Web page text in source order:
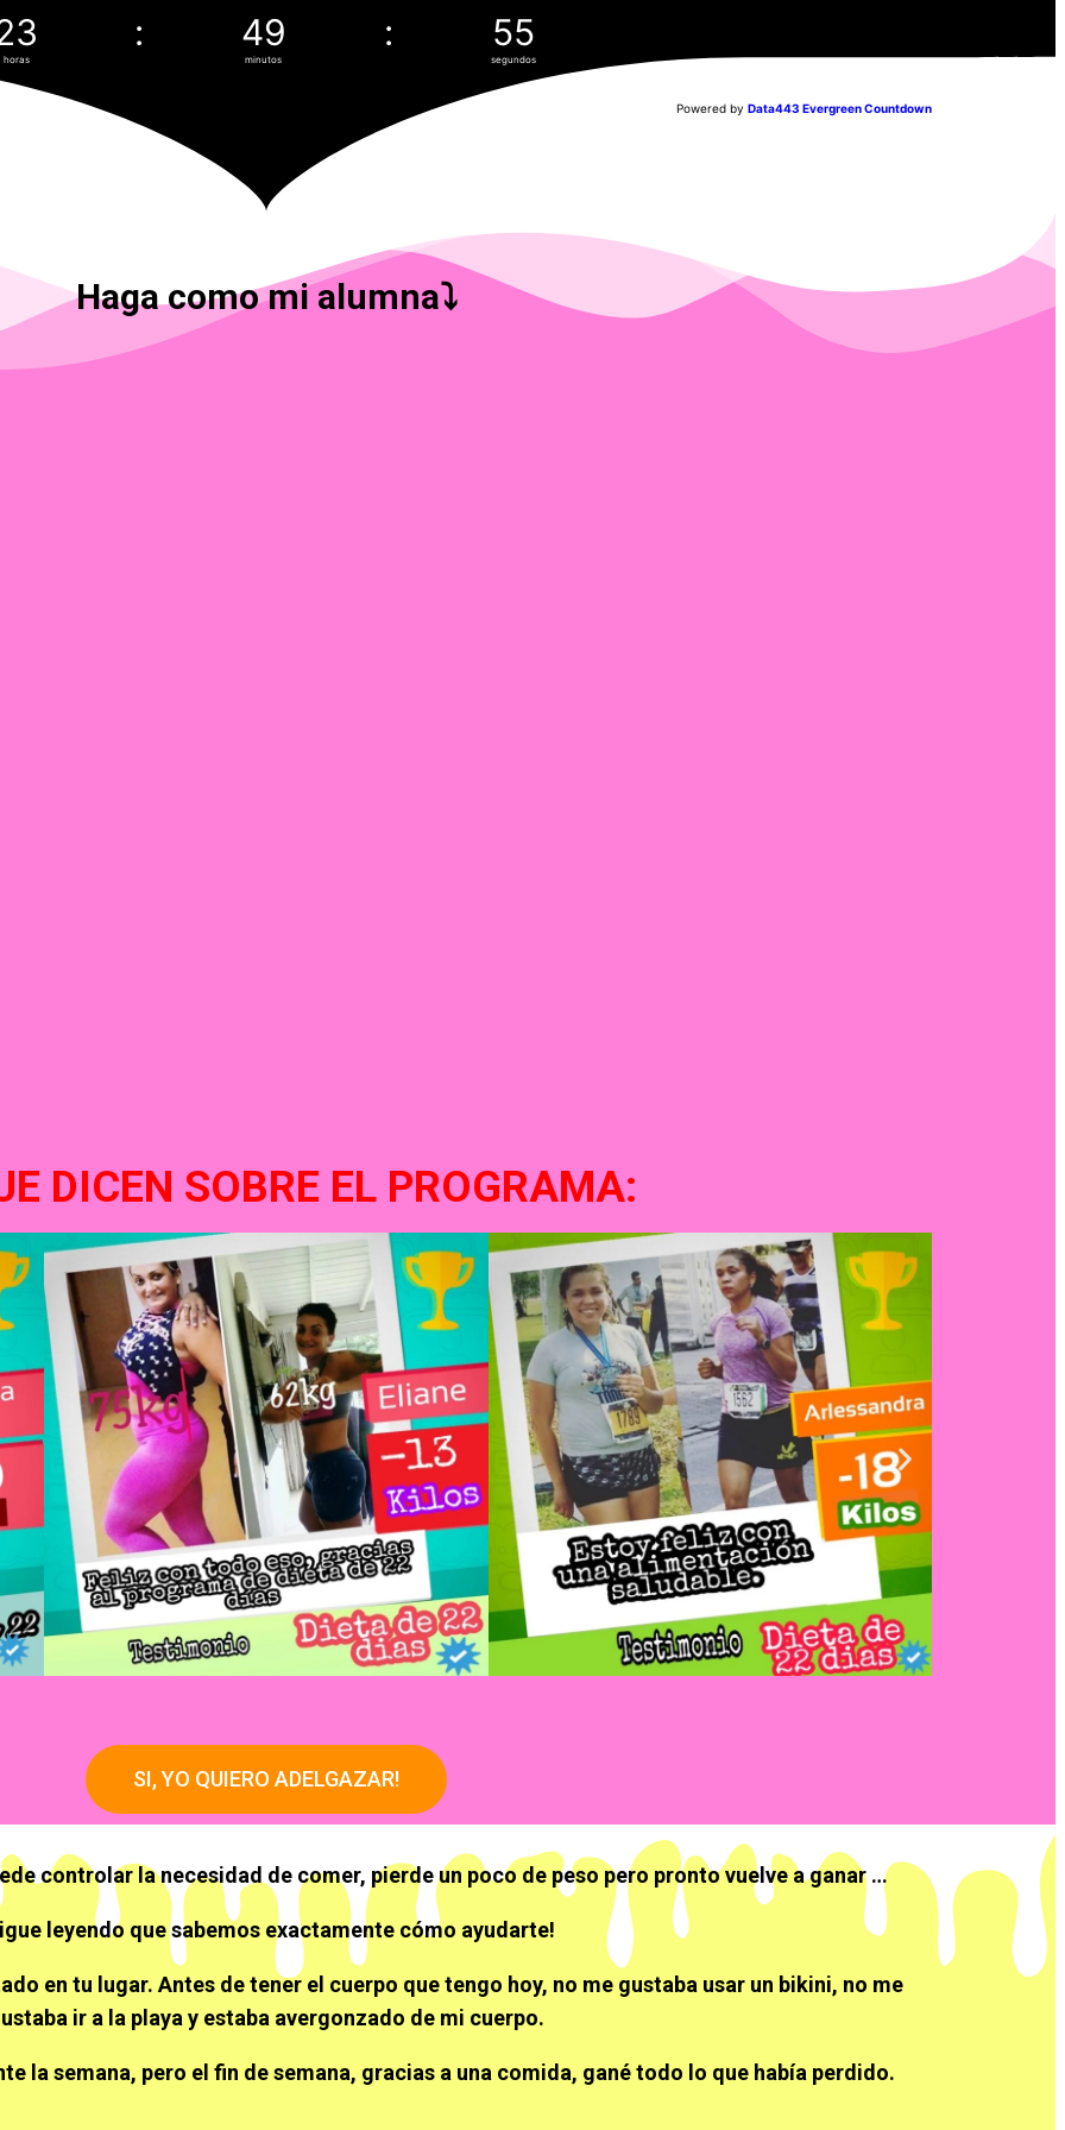
horas
: 49
minutos
: 55
segundos
Powered by Data443 Evergreen Countdown
Haga como mi alumna⤵
DICEN SOBRE EL PROGRAMA:​
SI, YO QUIERO ADELGAZAR!
controlar la necesidad de comer, pierde un poco de peso pero pronto vuelve a ganar …
leyendo que sabemos exactamente cómo ayudarte!
en tu lugar. Antes de tener el cuerpo que tengo hoy, no me gustaba usar un bikini, no me
ir a la playa y estaba avergonzado de mi cuerpo.
la semana, pero el fin de semana, gracias a una comida, gané todo lo que había perdido.